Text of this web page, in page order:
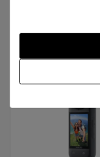
360 kamera